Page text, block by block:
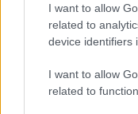
I want to allow
related to
device identifiers
I want to allow
related to